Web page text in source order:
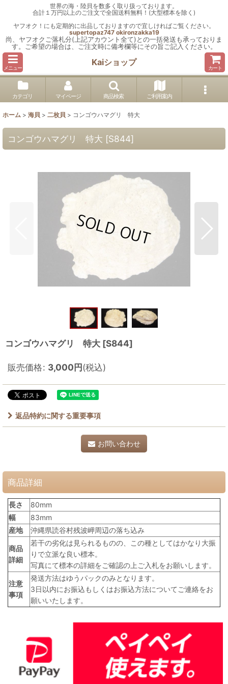
世界の海・陸貝を数多く取り扱っております。
合計１万円以上のご注文で全国送料無料！(大型標本を除く)
ヤフオク！にも定期的に出品しておりますので宜しければご覧ください。
supertopaz747 okironzakka19
尚、ヤフオクご落札分(上記アカウント全て)との一括発送も承っておりま
す。ご希望の場合は、ご注文時に備考欄等にその旨ご記入ください。
メニュー
Kaiショップ
カート
カテゴリ マイページ 商品検索 ご利用案内
ホーム > 海貝 > 二枚貝 > コンゴウハマグリ 特大
コンゴウハマグリ 特大 [S844]
コンゴウハマグリ 特大 [S844]
販売価格: 3,000円(税込)
返品特約に関する重要事項
お問い合わせ
商品詳細
長さ
80mm
幅
83mm
産地
沖縄県読谷村残波岬周辺の落ち込み
商品
詳細
若干の劣化は見られるものの、この種としてはかなり大振
りで立派な良い標本。
写真にて標本の詳細をご確認の上ご入札をお願いします。
注意
事項
発送方法はゆうパックのみとなります。
3日以内にお振込もしくはお振込方法についてご連絡をお
願いいたします。